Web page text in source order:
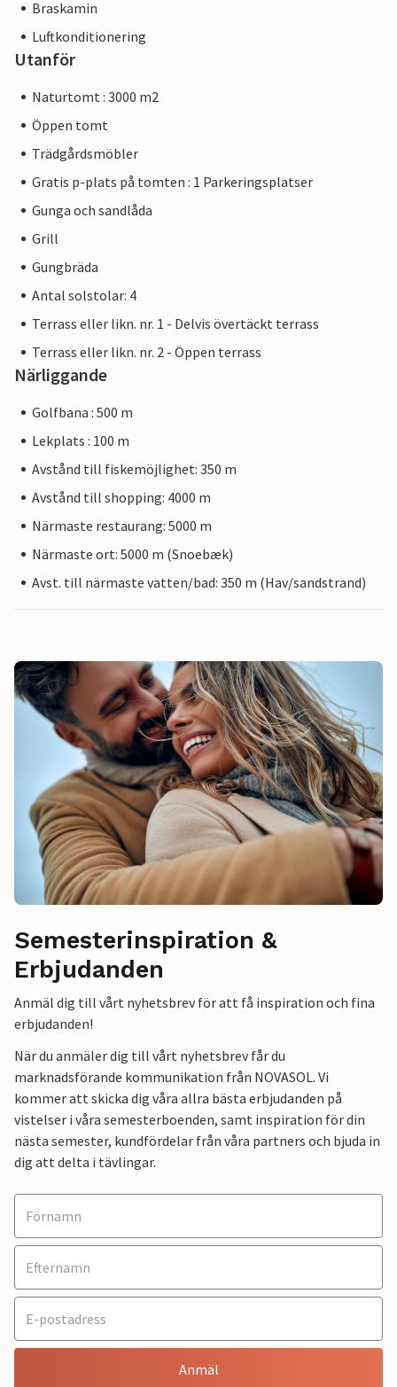
Braskamin
Luftkonditionering
Utanför
Naturtomt : 3000 m2
Öppen tomt
Trädgårdsmöbler
Gratis p-plats på tomten : 1 Parkeringsplatser
Gunga och sandlåda
Grill
Gungbräda
Antal solstolar: 4
Terrass eller likn. nr. 1 - Delvis övertäckt terrass
Terrass eller likn. nr. 2 - Öppen terrass
Närliggande
Golfbana : 500 m
Lekplats : 100 m
Avstånd till fiskemöjlighet: 350 m
Avstånd till shopping: 4000 m
Närmaste restaurang: 5000 m
Närmaste ort: 5000 m (Snoebæk)
Avst. till närmaste vatten/bad: 350 m (Hav/sandstrand)
Semesterinspiration &
Erbjudanden
Anmäl dig till vårt nyhetsbrev för att få inspiration och fina
erbjudanden!
När du anmäler dig till vårt nyhetsbrev får du
marknadsförande kommunikation från NOVASOL. Vi
kommer att skicka dig våra allra bästa erbjudanden på
vistelser i våra semesterboenden, samt inspiration för din
nästa semester, kundfördelar från våra partners och bjuda in
dig att delta i tävlingar.
Anmäl